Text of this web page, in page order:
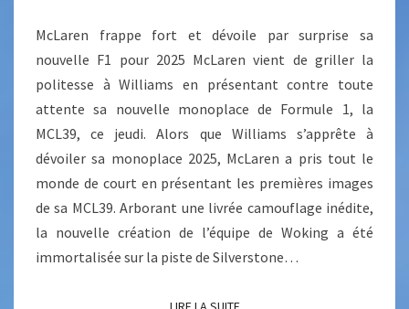
M
Ê
M
E
L
E
C
O
U
P
R
A
P
P
E
F
O
R
T
E
A
I
R
E
McLaren frappe fort et dévoile par surprise sa
nouvelle F1 pour 2025 McLaren vient de griller la
politesse à Williams en présentant contre toute
attente sa nouvelle monoplace de Formule 1, la
MCL39, ce jeudi. Alors que Williams s’apprête à
dévoiler sa monoplace 2025, McLaren a pris tout le
monde de court en présentant les premières images
de sa MCL39. Arborant une livrée camouflage inédite,
la nouvelle création de l’équipe de Woking a été
immortalisée sur la piste de Silverstone…